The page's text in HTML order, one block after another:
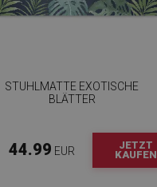
STUHLMATTE EXOTISCHE
BLÄTTER
44.99 EUR
JETZT
KAUFEN